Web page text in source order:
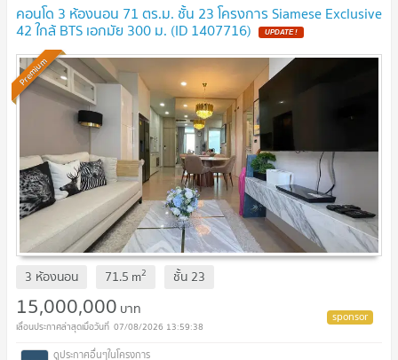
คอนโด 3 ห้องนอน 71 ตร.ม. ชั้น 23 โครงการ Siamese Exclusive
42 ใกล้ BTS เอกมัย 300 ม. (ID 1407716) UPDATE !
Premium
3 ห้องนอน 71.5 m2 ชั้น 23
15,000,000 บาท
07/08/2026 13:59:38